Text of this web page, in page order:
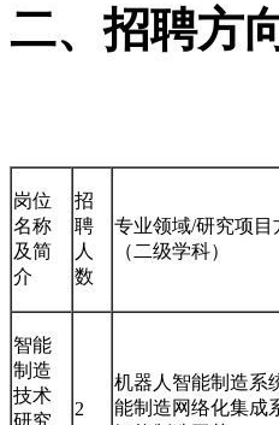
二、招聘方
岗位
名称
及简
介
招
聘
人
数
专业领域/研究项目
（二级学科）
智能
制造
技术
研究
2
机器人智能制造系
能制造网络化集成